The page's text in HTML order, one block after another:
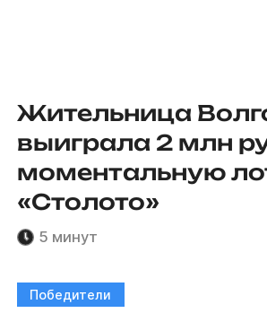
Жительница
выиграла 2 млн
моментальную
«Столото»
5 минут
Победители